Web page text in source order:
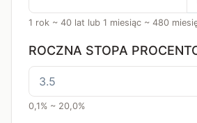
1 rok ~ 40 lat lub 1 miesiąc ~ 480
ROCZNA STOPA
0,1% ~ 20,0%